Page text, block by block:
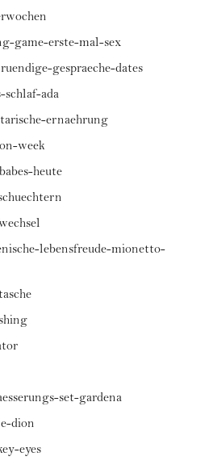
game-erste-mal-sex
gespraeche-dates
ada
ernaehrung
week
heute
lebensfreude-mionetto-
set-gardena
dion
eyes